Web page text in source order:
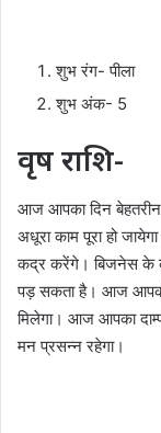
शुभ रंग- पीला
शुभ अंक- 5
वृष राशि-
आज आपका दिन
अधूरा काम पूरा हो
कद्र करेंगे। बिजनेस के
पड़ सकता है। आज आपको
मिलेगा। आज आपका
मन प्रसन्न रहेगा।